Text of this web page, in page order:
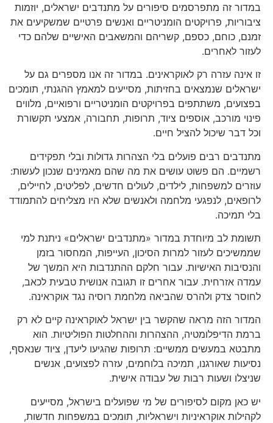
במדור זה מתפרסמים סיפורים על מתנדבים ישראלים, יוזמות
ציבוריות, פרויקטים הומניטריים ואנשים פרטיים שמשקיעים את
זמנם, כוחם, כספם, קשריהם והמשאבים האישיים שלהם כדי
לעזור לאחרים.
זו אינה עזרה רק לאוקראינים. במדור זה אנו מספרים גם על
ישראלים שנמצאים בחזיתות, מסייעים למאמץ ההגנתי, תומכים
בפצועים, משתתפים בפרויקטים הומניטריים ורפואיים, מלווים
פינוי מורכב, אוספים ציוד, תרופות, תחבורה, אמצעי תקשורת
וכל דבר שיכול להציל חיים.
מתנדבים רבים פועלים בלי הצהרות גדולות ובלי תפקידים
רשמיים. הם פשוט עושים את מה שהם מאמינים שנכון לעשות:
עוזרים למשפחות, לילדים, לעולים חדשים, לפליטים, לחיילים,
לרופאים, לנפגעי מלחמה ולאנשים שלא היו מצליחים להתמודד
בלי תמיכה.
תשומת לב מיוחדת במדור «מתנדבים ישראלים» ניתנת למי
שממשיכים לעזור למרות הסיכון, העייפות, המחסור בזמן
והנסיבות האישיות. עבור חלקם ההתנדבות היא המשך של
עמדה אזרחית. עבור אחרים זו תגובה אנושית טבעית לכאב,
לחוסר צדק ולהרס שהביאה מלחמת רוסיה נגד אוקראינה.
המדור הזה מראה שהקשר בין ישראל לאוקראינה קיים לא רק
ברמת הדיפלומטיה, ההצהרות וההחלטות הפוליטיות. הוא
מתבטא במעשים ממשיים: תרופות שהגיעו ליעדן, ציוד שנאסף,
נסיעות שאורגנו, תמיכה בלוחמים, עזרה לפצועים, אנשים
שניצלו ושעות רבות של עבודה אישית.
יש כאן מקום לסיפורים של מי שפועלים בישראל, מסייעים
לקהילות אוקראיניות וישראליות, תומכים במשפחות חדשות,